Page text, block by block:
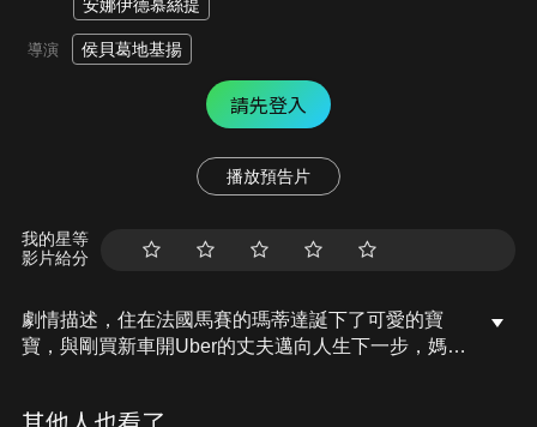
安娜伊德慕絲提
導演 侯貝葛地基揚
請先登入
播放預告片
我的星等
影片給分
劇情描述，住在法國馬賽的瑪蒂達誕下了可愛的寶
寶，與剛買新車開Uber的丈夫邁向人生下一步，媽媽